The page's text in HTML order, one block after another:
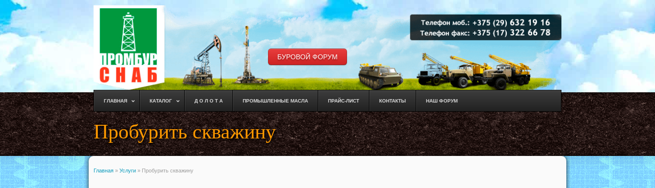
БУРОВОЙ ФОРУМ
ГЛАВНАЯ КАТАЛОГ Д О Л О Т А ПРОМЫШЛЕННЫЕ МАСЛА ПРАЙС-ЛИСТ КОНТАКТЫ НАШ ФОРУМ
Пробурить скважину
Главная » Услуги » Пробурить скважину